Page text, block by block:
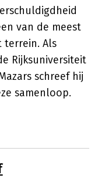
van de meest
terrein. Als
Rijksuniversiteit
schreef hij
samenloop.